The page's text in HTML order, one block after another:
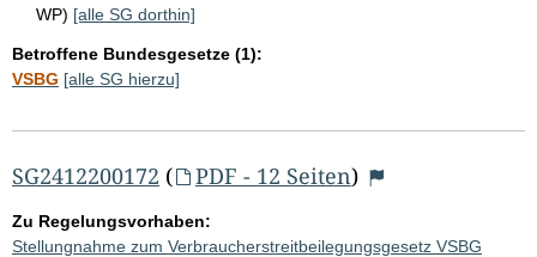
WP) [alle SG dorthin]
Betroffene Bundesgesetze (1):
VSBG [alle SG hierzu]
SG2412200172 ( PDF - 12 Seiten)
Zu Regelungsvorhaben:
Stellungnahme zum Verbraucherstreitbeilegungsgesetz VSBG